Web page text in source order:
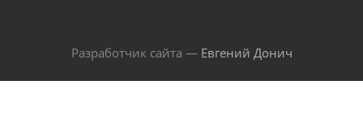
Разработчик сайта — Евгений Донич